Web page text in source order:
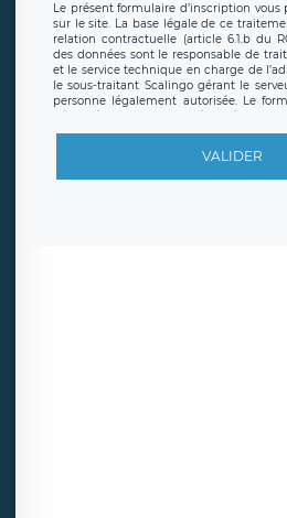
Le présent formulaire d’inscription
sur le site. La base légale de ce
relation contractuelle (article 6.1.b du
des données sont le responsable de
et le service technique en charge de
le sous-traitant Scalingo gérant le
personne légalement autorisée. Le
offrant desclauses de protection
en sollicite la suppression, étant
demander la suppression de vos
VALIDER